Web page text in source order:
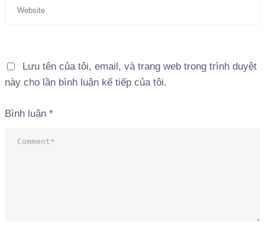
Lưu tên của tôi, email, và trang web trong trình duyệt
này cho lần bình luận kế tiếp của tôi.
Bình luận *